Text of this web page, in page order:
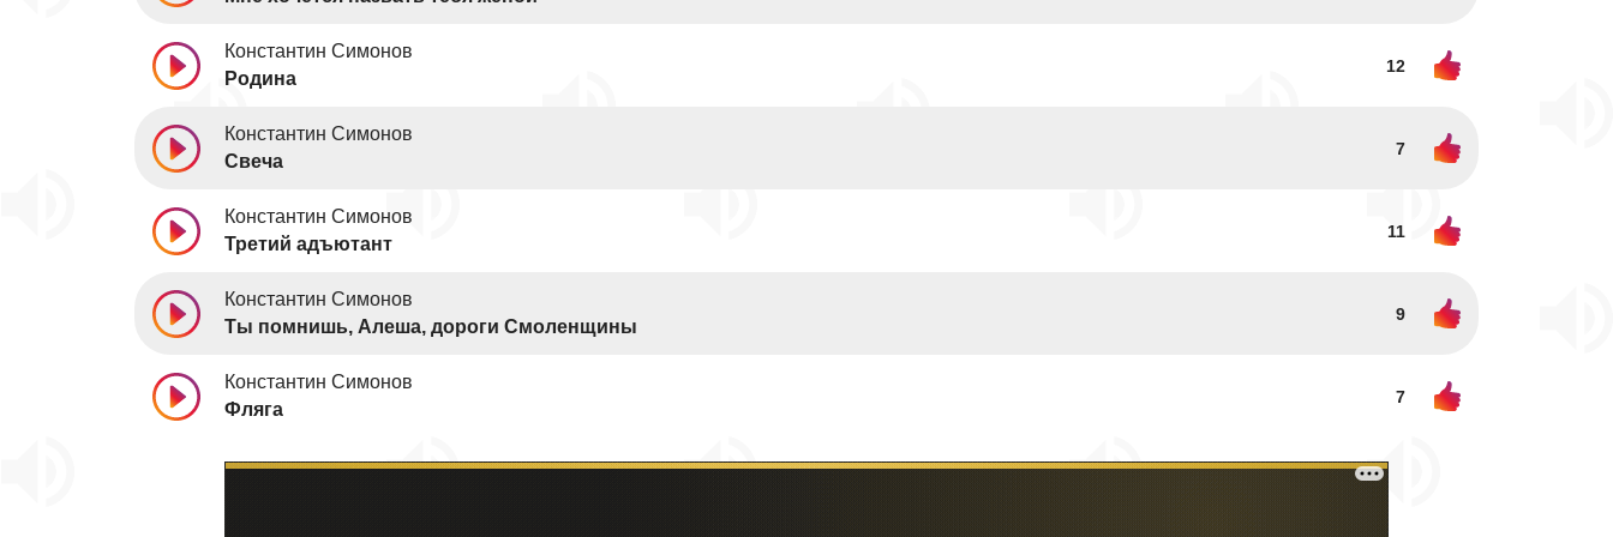
Константин Симонов
Родина
12
Константин Симонов
Свеча
7
Константин Симонов
Третий адъютант
11
Константин Симонов
Ты помнишь, Алеша, дороги Смоленщины
9
Константин Симонов
Фляга
7